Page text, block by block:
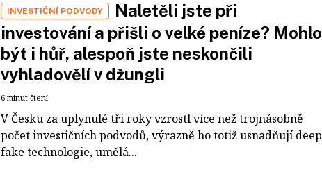
INVESTIČNÍ PODVODY
Naletěli jste při
investování a přišli o velké peníze? Mohlo
být i hůř, alespoň jste neskončili
vyhladovělí v džungli
6 minut čtení
V Česku za uplynulé tři roky vzrostl více než trojnásobně
počet investičních podvodů, výrazně ho totiž usnadňují deep
fake technologie, umělá...